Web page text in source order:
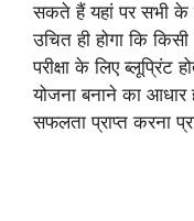
सकते हैं यहां पर सभी के
उचित ही होगा कि किसी
परीक्षा के लिए
योजना बनाने का आधार
सफलता प्राप्त करना